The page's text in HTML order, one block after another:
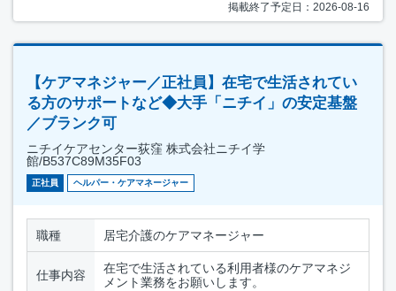
掲載終了予定日：2026-08-16
【ケアマネジャー／正社員】在宅で生活されてい
る方のサポートなど◆大手「ニチイ」の安定基盤
／ブランク可
ニチイケアセンター荻窪 株式会社ニチイ学
館/B537C89M35F03
正社員 ヘルパー・ケアマネージャー
職種 居宅介護のケアマネージャー
仕事内容
在宅で生活されている利用者様のケアマネジ
メント業務をお願いします。